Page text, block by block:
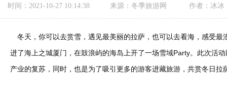
时间：2021-10-27 10:14:38 来源：冬季旅游网 作者：冰冰
冬天，你可以去赏雪，遇见最美丽的拉萨，也可以去看海，感受最
进了海上之城厦门，在鼓浪屿的海岛上开了一场雪域Party。此次活
产业的复苏，同时，也是为了吸引更多的游客进藏旅游，共赏冬日拉